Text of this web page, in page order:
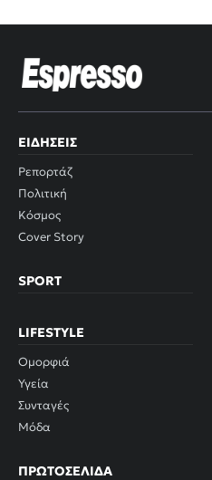
ΕΙΔΉΣΕΙΣ
Ρεπορτάζ
Πολιτική
Κόσμος
Cover Story
SPORT
LIFESTYLE
Ομορφιά
Υγεία
Συνταγές
Μόδα
ΠΡΩΤΟΣΈΛΙΔΑ